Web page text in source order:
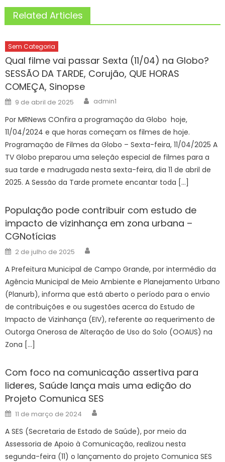
Related Articles
Sem Categoria
Qual filme vai passar Sexta (11/04) na Globo?
SESSÃO DA TARDE, Corujão, QUE HORAS
COMEÇA, Sinopse
Posted
on
9 de abril de 2025 Author
admin1
Por MRNews COnfira a programação da Globo hoje,
11/04/2024 e que horas começam os filmes de hoje.
Programação de Filmes da Globo – Sexta-feira, 11/04/2025 A
TV Globo preparou uma seleção especial de filmes para a
sua tarde e madrugada nesta sexta-feira, dia 11 de abril de
2025. A Sessão da Tarde promete encantar toda […]
População pode contribuir com estudo de
impacto de vizinhança em zona urbana –
CGNotícias
Posted
on
2 de julho de 2025
A Prefeitura Municipal de Campo Grande, por intermédio da
Agência Municipal de Meio Ambiente e Planejamento Urbano
(Planurb), informa que está aberto o período para o envio
de contribuições e ou sugestões acerca do Estudo de
Impacto de Vizinhança (EIV), referente ao requerimento de
Outorga Onerosa de Alteração de Uso do Solo (OOAUS) na
Zona […]
Com foco na comunicação assertiva para
lideres, Saúde lança mais uma edição do
Projeto Comunica SES
Posted
on
11 de março de 2024
A SES (Secretaria de Estado de Saúde), por meio da
Assessoria de Apoio à Comunicação, realizou nesta
segunda-feira (11) o lançamento do projeto Comunica SES